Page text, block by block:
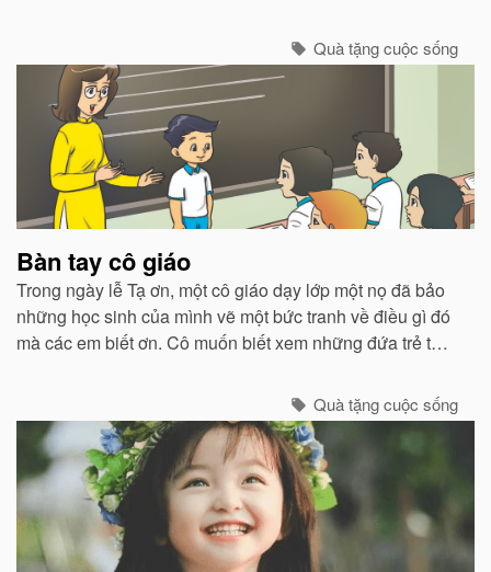
Quà tặng cuộc sống
Bàn tay cô giáo
Trong ngày lễ Tạ ơn, một cô giáo dạy lớp một nọ đã bảo
những học sinh của mình vẽ một bức tranh về điều gì đó
mà các em biết ơn. Cô muốn biết xem những đứa trẻ từ
Quà tặng cuộc sống